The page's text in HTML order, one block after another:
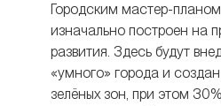
Городским мастер-
изначально построен на
развития. Здесь будут
«умного» города и
зелёных зон, при этом